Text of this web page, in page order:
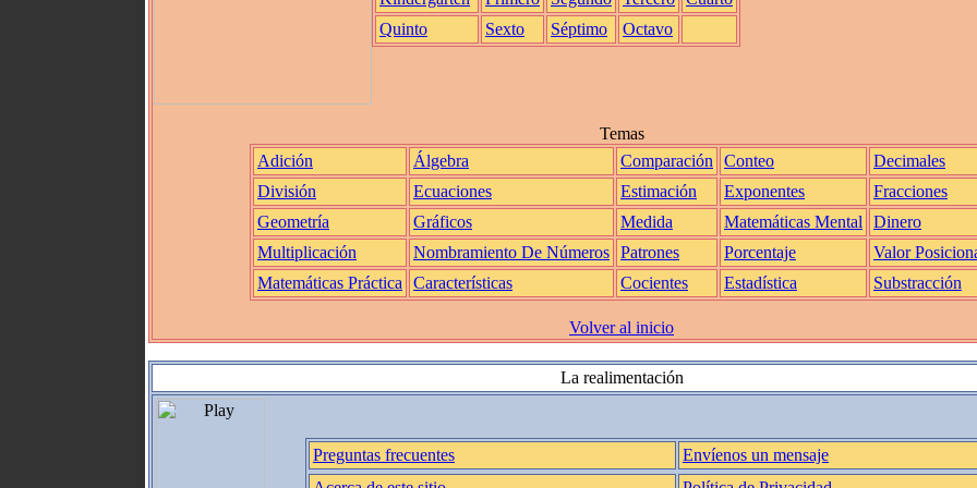
Quinto
Sexto Séptimo Octavo
Temas
Adición
Álgebra Comparación Conteo
Decimales
División
Ecuaciones Estimación Exponentes
Fracciones
Geometría
Gráficos Medida Matemáticas Mental
Dinero
Multiplicación
Nombramiento De Números Patrones Porcentaje
Valor
Matemáticas Práctica
Características Cocientes Estadística Substracción
Volver al inicio
La realimentación
Preguntas frecuentes
Envíenos un mensaje